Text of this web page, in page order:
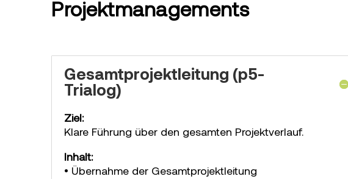
Projektmanagements
Gesamtprojektleitung (p5-
Trialog)
Ziel:
Klare Führung über den gesamten Projektverlauf.
Inhalt:
• Übernahme der Gesamtprojektleitung